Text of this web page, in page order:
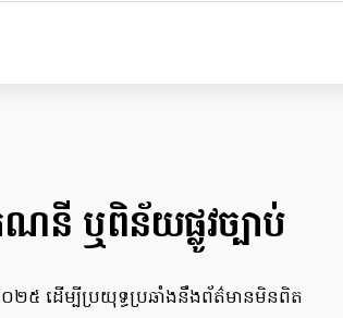
ណនី ឬពិន័យផ្លូវច្បាប់
២០២៥ ដើម្បីប្រយុទ្ធប្រឆាំងនឹងព័ត៌មានមិនពិត